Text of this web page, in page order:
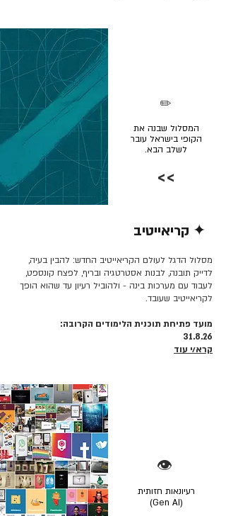
המסלול שבנה את
הקופי בישראל עובר
לשלב הבא.
✏️
>>
✦ קריאייטיב
מסלול הדגל לעולם הקריאייטיב החדש: להבין בעיה,
לדייק תובנה, לבנות אסטרטגיה ובריף, לפצח קונספט,
לעבוד עם מערכות בינה - ולהוביל רעיון עד שהוא הופך
לקריאייטיב שעובד.
מועד פתיחת תוכנית הלימודים הקרובה:
31.8.26
קרא/י עוד
👁️
רעיונאות חזותית
(Gen AI)